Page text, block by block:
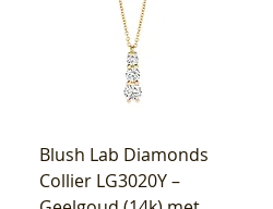
Blush Lab Diamonds
Collier LG3020Y –